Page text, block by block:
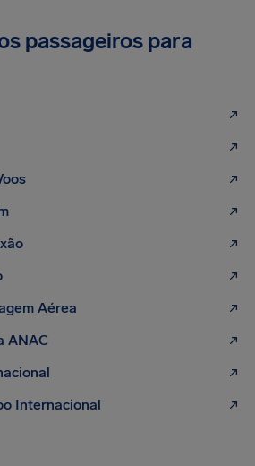
passageiros para
Aérea
ANAC
Internacional